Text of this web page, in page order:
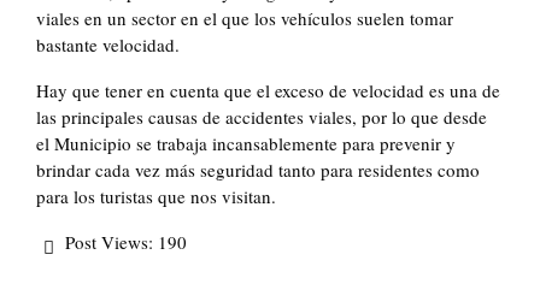
viales en un sector en el que los vehículos suelen tomar
bastante velocidad.
Hay que tener en cuenta que el exceso de velocidad es una de
las principales causas de accidentes viales, por lo que desde
el Municipio se trabaja incansablemente para prevenir y
brindar cada vez más seguridad tanto para residentes como
para los turistas que nos visitan.
Post Views: 190